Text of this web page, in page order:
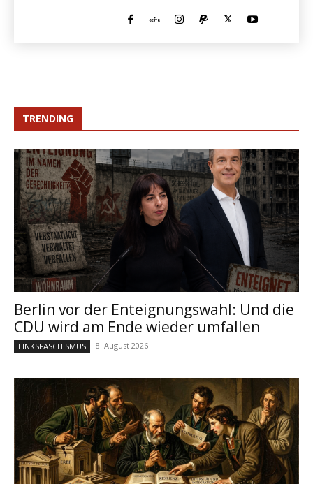
TRENDING
Berlin vor der Enteignungswahl: Und die
CDU wird am Ende wieder umfallen
LINKSFASCHISMUS 8. August 2026